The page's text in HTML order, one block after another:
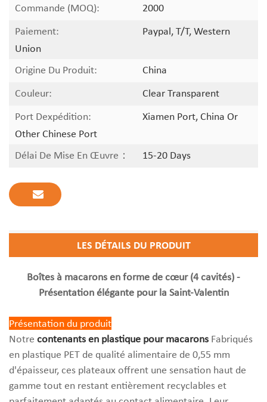
Commande (MOQ):
2000
Paiement:
Paypal, T/T, Western
Union
Origine Du Produit:
China
Couleur:
Clear Transparent
Port Dexpédition:
Xiamen Port, China Or
Other Chinese Port
Délai De Mise En Œuvre：
15-20 Days
LES DÉTAILS DU PRODUIT
Boîtes à macarons en forme de cœur (4 cavités) -
Présentation élégante pour la Saint-Valentin
Présentation du produit
Notre contenants en plastique pour macarons Fabriqués
en plastique PET de qualité alimentaire de 0,55 mm
d'épaisseur, ces plateaux offrent une sensation haut de
gamme tout en restant entièrement recyclables et